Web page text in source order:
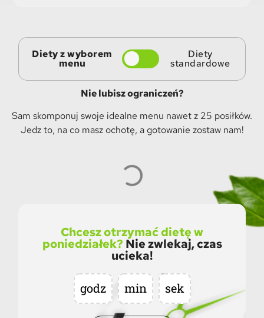
Diety z wyborem
menu
Diety
standardowe
Nie lubisz ograniczeń?
Sam skomponuj swoje idealne menu nawet z 25 posiłków.
Jedz to, na co masz ochotę, a gotowanie zostaw nam!
Chcesz otrzymać dietę w
poniedziałek? Nie zwlekaj, czas
ucieka!
godz min sek